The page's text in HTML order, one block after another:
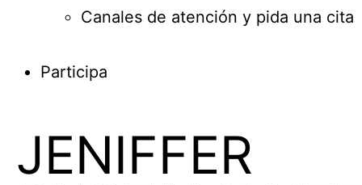
Canales de atención y pida una cita
Participa
JENIFFER